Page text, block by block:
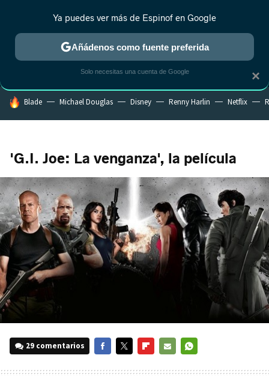
MENÚ NUEVO
ESTRENOS REALITY ANIME RANKINGS CINE
HOY SE HABLA DE
Blade Michael Douglas Disney Renny Harlin Netflix
'G.I. Joe: La venganza', la película
29 comentarios
×
Ya puedes ver más de Espinof en Google
Añádenos como fuente preferida
Solo necesitas una cuenta de Google